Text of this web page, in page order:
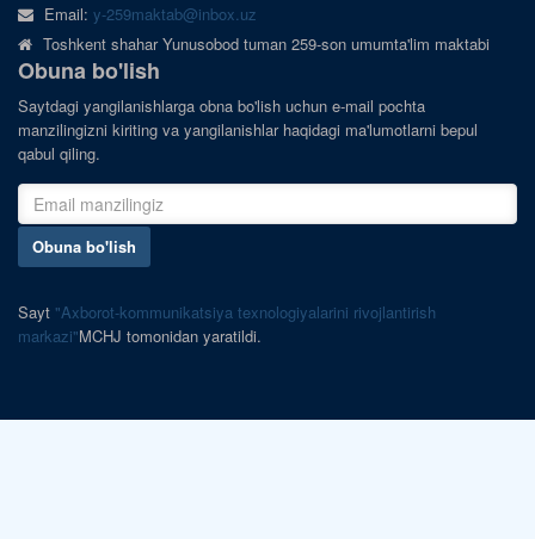
Email:y-259maktab@inbox.uz
Toshkent shahar Yunusobod tuman 259-son umumta'lim maktabi
Obuna bo'lish
Saytdagi yangilanishlarga obna bo'lish uchun e-mail pochta
manzilingizni kiriting va yangilanishlar haqidagi ma'lumotlarni bepul
qabul qiling.
Obuna bo'lish
Sayt "Axborot-kommunikatsiya texnologiyalarini rivojlantirish
markazi"MCHJ tomonidan yaratildi.